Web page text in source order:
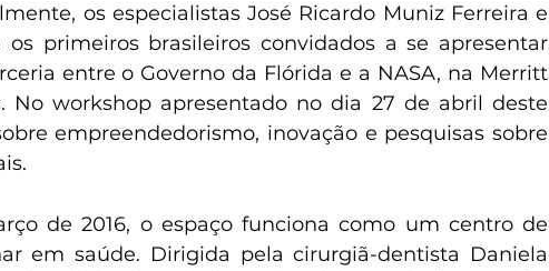
os especialistas José Ricardo Muniz Ferreira e
primeiros brasileiros convidados a se apresentar
entre o Governo da Flórida e a NASA, na Merritt
No workshop apresentado no dia 27 de abril deste
empreendedorismo, inovação e pesquisas sobre
de 2016, o espaço funciona como um centro de
em saúde. Dirigida pela cirurgiã-dentista Daniela